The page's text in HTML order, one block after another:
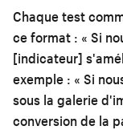
Chaque test
ce format : « Si
[indicateur]
exemple : « Si
sous la galerie
conversion de la